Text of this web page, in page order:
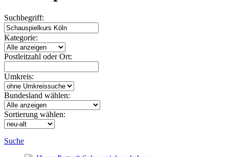
Suchbegriff:
Kategorie:
Postleitzahl oder Ort:
Umkreis:
Bundesland wählen:
Sortierung wählen:
Suche